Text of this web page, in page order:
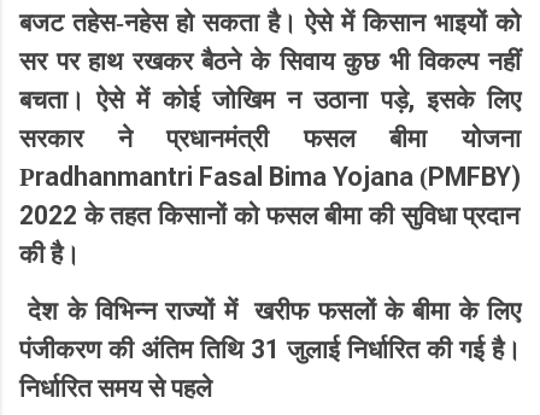
बजट तहेस-नहेस होसकताहै। ऐसे में किसान भाइयों को
सर पर हाथ रखकर बैठने के सिवाय कुछ भी विकल्प नहीं
बचता। ऐसे में कोई जोखिम न उठाना पड़े,इसके लिए
सरकार ने प्रधानमंत्री फसल बीमा योजना
Pradhanmantri Fasal Bima Yojana (PMFBY)
2022 के तहत किसानों को फसल बीमा की सुविधा प्रदान
की है।
देश के विभिन्न राज्यों में
खरीफ फसलों के बीमा के लिए
पंजीकरण की अंतिम तिथि 31 जुलाई निर्धारित की गई है।
निर्धारित समय से पहले